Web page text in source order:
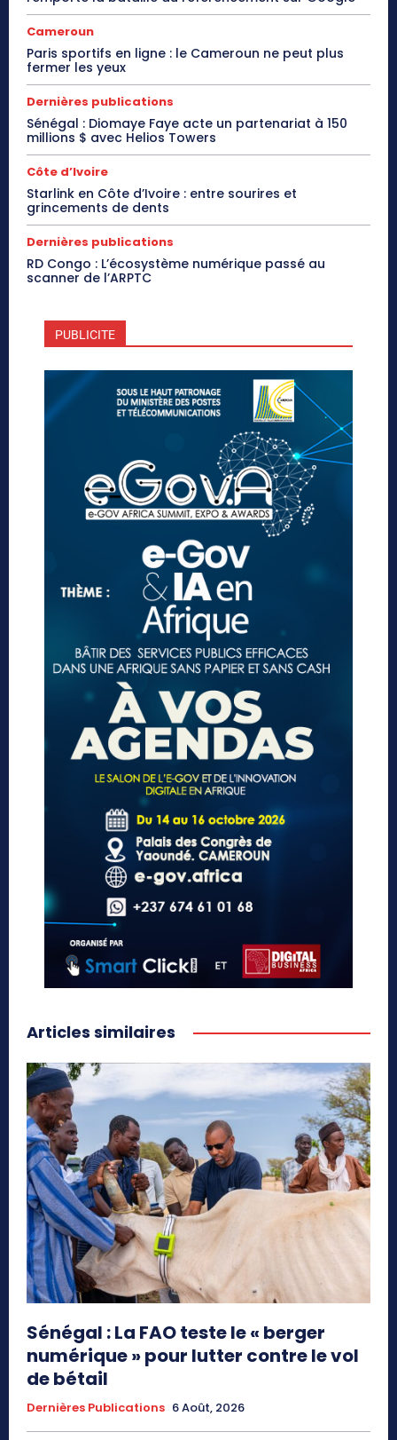
Cameroun
Paris sportifs en ligne : le Cameroun ne peut plus
fermer les yeux
Dernières publications
Sénégal : Diomaye Faye acte un partenariat à 150
millions $ avec Helios Towers
Côte d’Ivoire
Starlink en Côte d’Ivoire : entre sourires et
grincements de dents
Dernières publications
RD Congo : L’écosystème numérique passé au
scanner de l’ARPTC
PUBLICITE
Articles similaires
Sénégal : La FAO teste le « berger
numérique » pour lutter contre le vol
de bétail
Dernières Publications 6 Août, 2026